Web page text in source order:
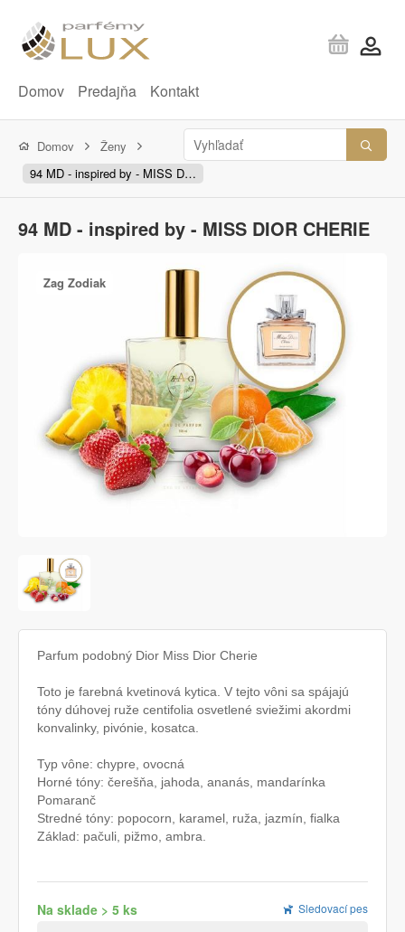
Domov Predajňa Kontakt
Domov
Ženy
94 MD - inspired by - MISS DIOR CHERIE
94 MD - inspired by - MISS DIOR CHERIE
Zag Zodiak
Parfum podobný Dior Miss Dior Cherie
Toto je farebná kvetinová kytica. V tejto vôni sa spájajú
tóny dúhovej ruže centifolia osvetlené sviežimi akordmi
konvalinky, pivónie, kosatca.
Typ vône: chypre, ovocná
Horné tóny: čerešňa, jahoda, ananás, mandarínka
Pomaranč
Stredné tóny: popocorn, karamel, ruža, jazmín, fialka
Základ: pačuli, pižmo, ambra.
Sledovací pes
Na sklade > 5 ks